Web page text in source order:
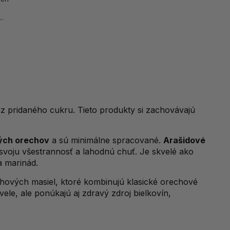
pridaného cukru. Tieto produkty si zachovávajú
orechov a sú minimálne spracované. Arašidové
všestrannosť a lahodnú chuť. Je skvelé ako
marinád.
masiel, ktoré kombinujú klasické orechové
ale ponúkajú aj zdravý zdroj bielkovín,